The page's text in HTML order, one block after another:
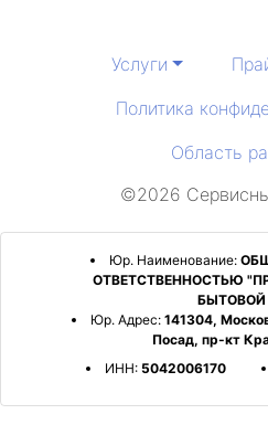
Услуги
Политика
Область
©2026
Юр. Наименование:
ОТВЕТСТВЕННОСТЬЮ
БЫТОВОЙ
Юр. Адрес: 141304,
Посад, пр-кт
ИНН:5042006170